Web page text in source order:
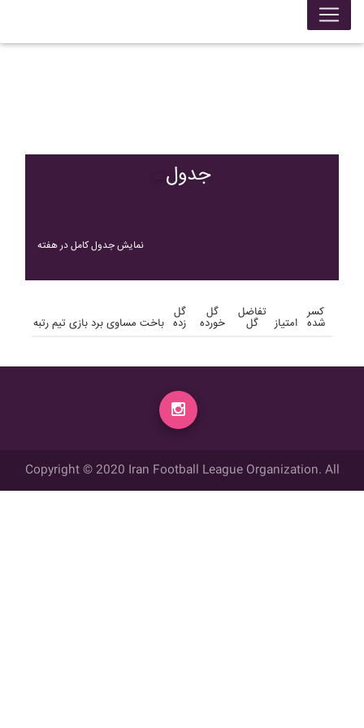
جدول
نمایش جدول کامل در هفته
رتبه تیم بازی برد مساوی باخت
گل
زده
گل
خورده
تفاضل
گل امتیاز
کسر
شده
Copyright © 2020 Iran Football League Organization. All